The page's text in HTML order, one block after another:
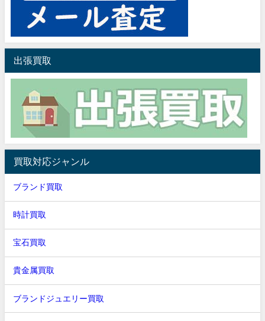
出張買取
買取対応ジャンル
ブランド買取
時計買取
宝石買取
貴金属買取
ブランドジュエリー買取